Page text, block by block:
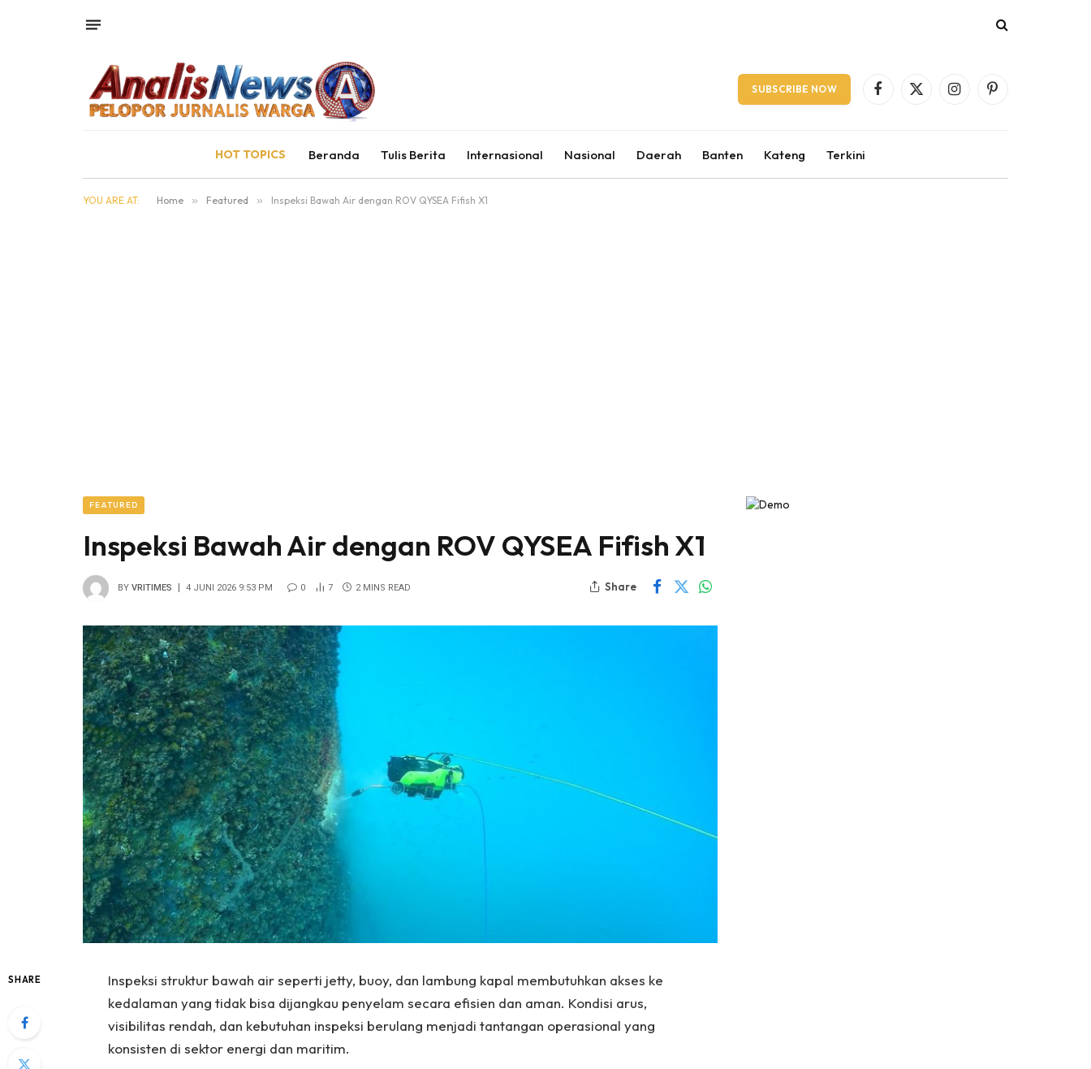
SUBSCRIBE NOW Facebook
X
InstagramPinterest
HOT TOPICS Beranda Tulis Berita Internasional Nasional Daerah Banten Kateng Terkini
YOU ARE AT: Home » Featured » Inspeksi Bawah Air dengan ROV QYSEA Fifish X1
FEATURED
Inspeksi Bawah Air dengan ROV QYSEA Fifish X1
BY VRITIMES 4 JUNI 2026 9:53 PM 0 7 2 MINS READ Share
SHARE
Inspeksi struktur bawah air seperti jetty, buoy, dan lambung kapal membutuhkan akses ke
kedalaman yang tidak bisa dijangkau penyelam secara efisien dan aman. Kondisi arus,
visibilitas rendah, dan kebutuhan inspeksi berulang menjadi tantangan operasional yang
konsisten di sektor energi dan maritim.